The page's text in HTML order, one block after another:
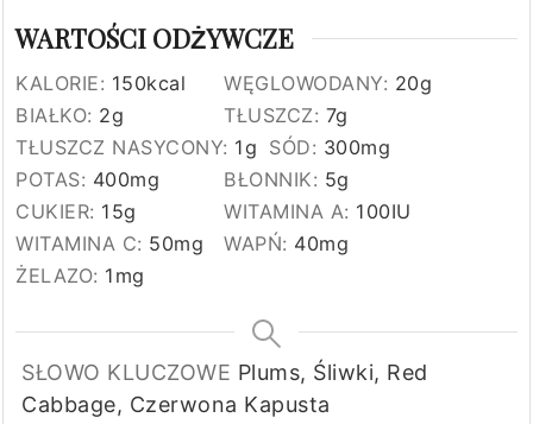
WARTOŚCI ODŻYWCZE
KALORIE: 150kcal WĘGLOWODANY: 20g
BIAŁKO: 2g TŁUSZCZ: 7g
TŁUSZCZ NASYCONY: 1g SÓD: 300mg
POTAS: 400mg BŁONNIK: 5g
CUKIER: 15g WITAMINA A: 100IU
WITAMINA C: 50mg WAPŃ: 40mg
ŻELAZO: 1 mg
SŁOWO KLUCZOWE Plums, Śliwki, Red
Cabbage, Czerwona Kapusta